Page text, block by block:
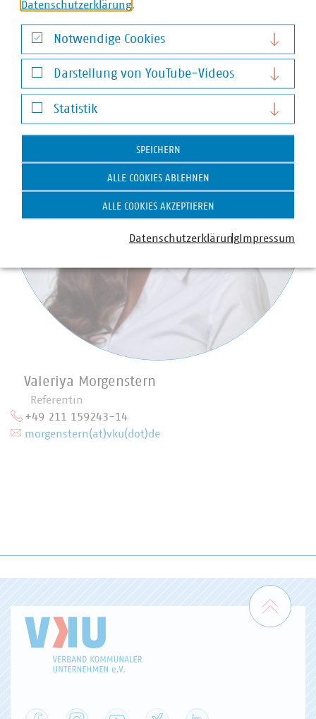
+49 211 159243-11
hollstein(at)vku(dot)de
Valeriya Morgenstern
Referentin
+49 211 159243-14
morgenstern(at)vku(dot)de
Zum
Facebook Instagram YouTube
Datenschutzerklärung
Notwendige Cookies
Notwendige Cookies
Darstellung von YouTube-Videos
Darstellung von YouTube-Videos
Statistik
Statistik
SPEICHERN
ALLE COOKIES ABLEHNEN
ALLE COOKIES AKZEPTIEREN
DatenschutzerklärungImpressum